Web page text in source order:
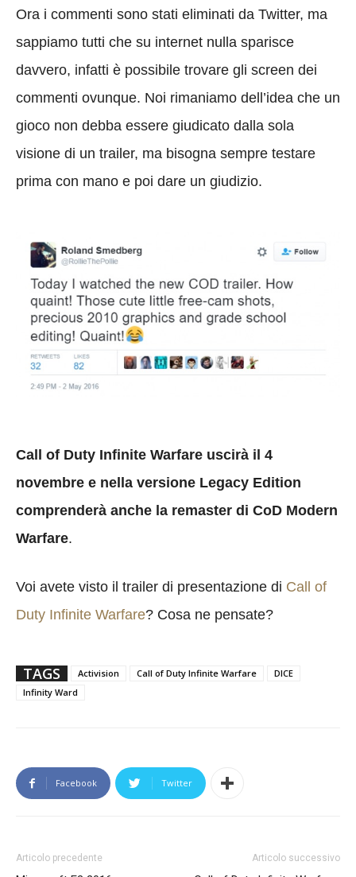
Ora i commenti sono stati eliminati da Twitter, ma
sappiamo tutti che su internet nulla sparisce
davvero, infatti è possibile trovare gli screen dei
commenti ovunque. Noi rimaniamo dell’idea che un
gioco non debba essere giudicato dalla sola
visione di un trailer, ma bisogna sempre testare
prima con mano e poi dare un giudizio.
Call of Duty Infinite Warfare uscirà il 4
novembre e nella versione Legacy Edition
comprenderà anche la remaster di CoD Modern
Warfare.
Voi avete visto il trailer di presentazione di Call of
Duty Infinite Warfare? Cosa ne pensate?
TAGS Activision Call of Duty Infinite Warfare
DICE
Infinity Ward
Facebook Twitter
Articolo precedente Articolo successivo